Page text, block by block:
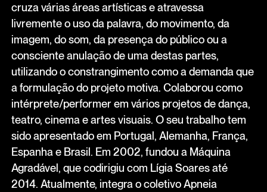
cruza várias áreas artísticas e atravessa
livremente o uso da palavra, do movimento, da
imagem, do som, da presença do público ou a
consciente anulação de uma destas partes,
utilizando o constrangimento como a demanda que
a formulação do projeto motiva. Colaborou como
intérprete/performer em vários projetos de dança,
teatro, cinema e artes visuais. O seu trabalho tem
sido apresentado em Portugal, Alemanha, França,
Espanha e Brasil. Em 2002, fundou a Máquina
Agradável, que codirigiu com Lígia Soares até
2014. Atualmente, integra o coletivo Apneia